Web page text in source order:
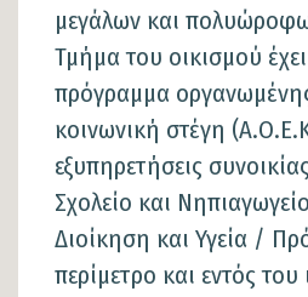
μεγάλων και
Τμήμα του οικισμού
πρόγραμμα
κοινωνική στέγη
εξυπηρετήσεις
Σχολείο και
Διοίκηση και Υγεία /
περίμετρο και εντός του